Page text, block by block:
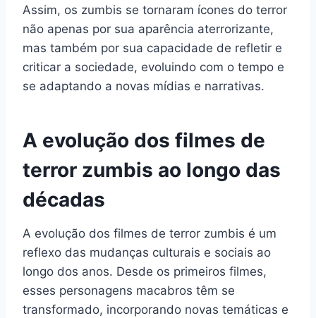
Assim, os zumbis se tornaram ícones do terror
não apenas por sua aparência aterrorizante,
mas também por sua capacidade de refletir e
criticar a sociedade, evoluindo com o tempo e
se adaptando a novas mídias e narrativas.
A evolução dos filmes de
terror zumbis ao longo das
décadas
A evolução dos filmes de terror zumbis é um
reflexo das mudanças culturais e sociais ao
longo dos anos. Desde os primeiros filmes,
esses personagens macabros têm se
transformado, incorporando novas temáticas e